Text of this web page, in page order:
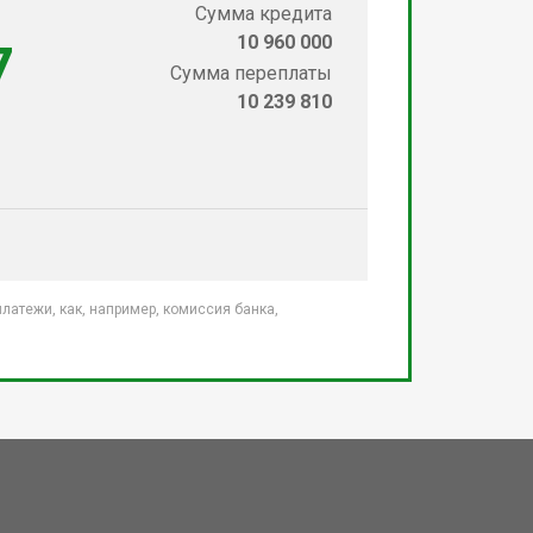
Сумма кредита
10 960 000
Сумма переплаты
10 239 810
как, например, комиссия банка,